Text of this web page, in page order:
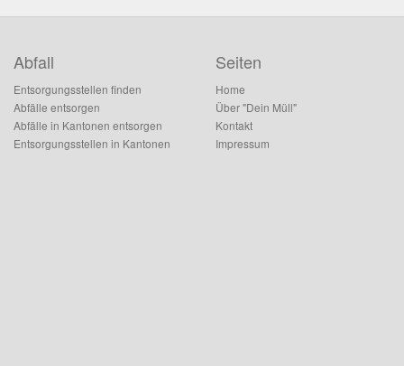
Abfall
Entsorgungsstellen finden
Abfälle entsorgen
Abfälle in Kantonen entsorgen
Entsorgungsstellen in Kantonen
Seiten
Home
Über "Dein Müll"
Kontakt
Impressum